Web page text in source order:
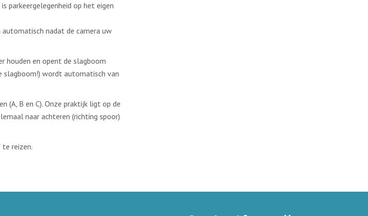
parkeergelegenheid op het eigen
nadat de camera uw
houden en opent de slagboom
slagboom!) wordt automatisch van
B en C). Onze praktijk ligt op de
naar achteren (richting spoor)
reizen.